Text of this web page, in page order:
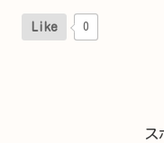
Like 0
ス